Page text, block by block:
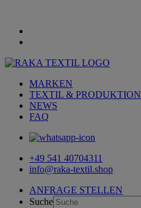
MARKEN
TEXTIL & PRODUKTION
NEWS
FAQ
+49 541 40704311
info@raka-textil.shop
ANFRAGE STELLEN
Suche